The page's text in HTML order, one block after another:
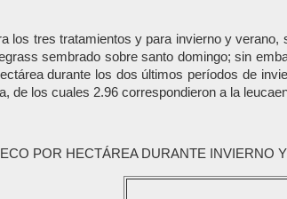
los tres tratamientos y para invierno y
sembrado sobre santo domingo; sin
durante los dos últimos períodos de
de los cuales 2.96 correspondieron a la
POR HECTÁREA DURANTE INVIERNO